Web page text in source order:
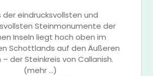
der eindrucksvollsten und
Steinmonumente der
Inseln liegt hoch oben im
Schottlands auf den Äußeren
– der Steinkreis von Callanish.
(mehr …)